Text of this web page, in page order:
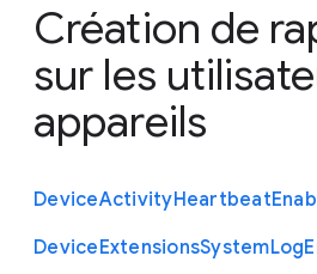
Création de
sur les
appareils
DeviceActivityHeartbeat
DeviceExtensionsSystemLog